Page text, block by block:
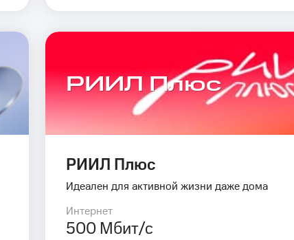
РИИЛ Плюс
РИИЛ Плюс
Идеален для активной жизни даже дома
Интернет
500 Мбит/с